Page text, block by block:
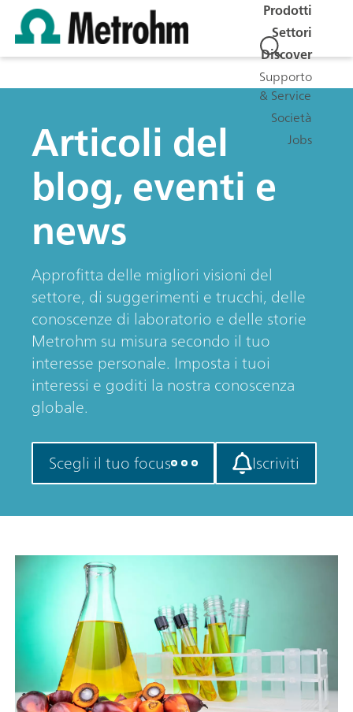
Prodotti
Settori
Discover
Supporto
& Service
Società
Jobs
Articoli del
blog, eventi e
news
Approfitta delle migliori visioni del
settore, di suggerimenti e trucchi, delle
conoscenze di laboratorio e delle storie
Metrohm su misura secondo il tuo
interesse personale. Imposta i tuoi
interessi e goditi la nostra conoscenza
globale.
Scegli il tuo focus Iscriviti